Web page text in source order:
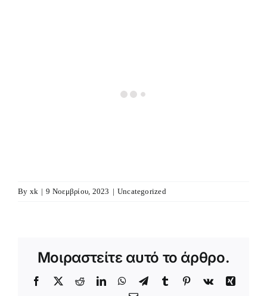
By xk | 9 Νοεμβρίου, 2023 | Uncategorized
Μοιραστείτε αυτό το άρθρο.
Facebook
X RedditLinkedInWhatsApp
TelegramTumblr Pinterest
Vk
Xing